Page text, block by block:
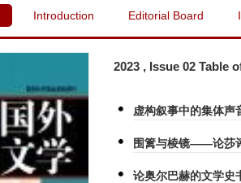
Introduction Editorial Board
2023 , Issue 02 Table
虚构叙事中的集体
围篱与棱镜——论莎
论奥尔巴赫的文学